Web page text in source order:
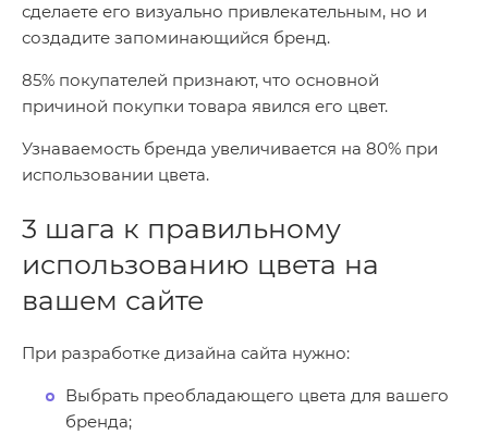
сделаете его визуально привлекательным, но и
создадите запоминающийся бренд.
85% покупателей признают, что основной
причиной покупки товара явился его цвет.
Узнаваемость бренда увеличивается на 80% при
использовании цвета.
3 шага к правильному
использованию цвета на
вашем сайте
При разработке дизайна сайта нужно:
Выбрать преобладающего цвета для вашего
бренда;